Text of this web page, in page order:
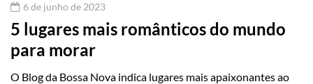
6 de junho de 2023
5 lugares mais românticos do mundo
para morar
O Blog da Bossa Nova indica lugares mais apaixonantes ao